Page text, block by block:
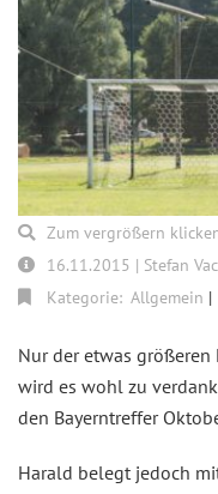
Nur der etwas größeren
wird es wohl zu
den Bayerntreffer
Harald belegt jedoch
Zum vergrößern
16.11.2015 | Stefan
Kategorie: Allgemein